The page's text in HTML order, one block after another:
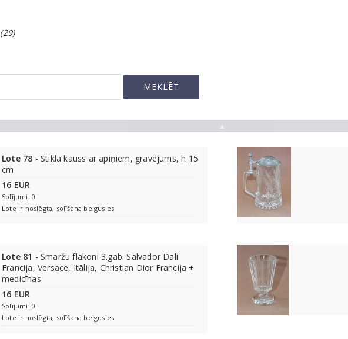
(29)
Lote 78 - Stikla kauss ar apiņiem, gravējums, h 15
cm
16 EUR
Solījumi: 0
Lote ir noslēgta, solīšana beigusies
Lote 81 - Smaržu flakoni 3.gab. Salvador Dali
Francija, Versace, Itālija, Christian Dior Francija +
medicīnas
16 EUR
Solījumi: 0
Lote ir noslēgta, solīšana beigusies